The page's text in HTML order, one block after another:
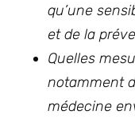
qu’une
et de la
Quelles
notamment
médecine